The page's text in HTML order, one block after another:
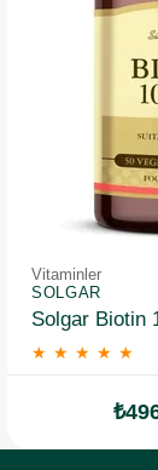
Vitaminler
SOLGAR
Solgar Biotin
★ ★ ★ ★ ★